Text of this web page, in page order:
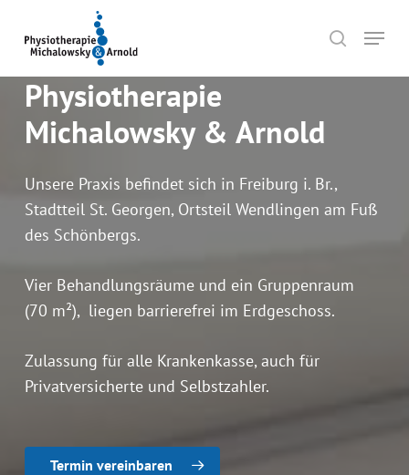
main
content
search
Menu
Physiotherapie
Michalowsky & Arnold
Unsere Praxis befindet sich in Freiburg i. Br.,
Stadtteil St. Georgen, Ortsteil Wendlingen am Fuß
des Schönbergs.
Vier Behandlungsräume und ein Gruppenraum
(70 m²), liegen barrierefrei im Erdgeschoss.
Zulassung für alle Krankenkasse, auch für
Privatversicherte und Selbstzahler.
Termin vereinbaren